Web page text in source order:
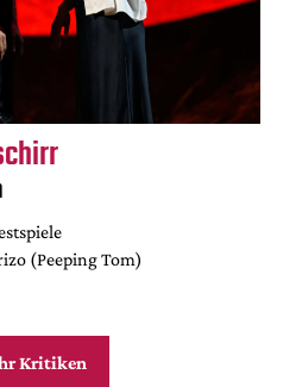
(Peeping Tom)
Kritiken